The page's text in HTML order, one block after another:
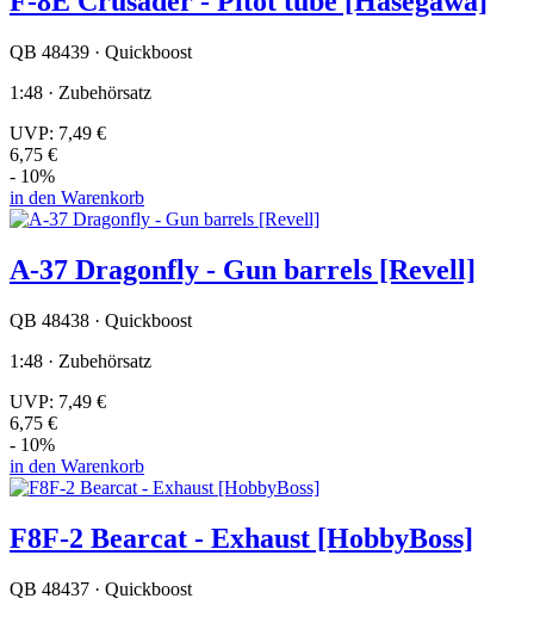
QB 48439 · Quickboost
1:48 · Zubehörsatz
UVP: 7,49 €
6,75 €
- 10%
in den Warenkorb
A-37 Dragonfly - Gun barrels [Revell]
QB 48438 · Quickboost
1:48 · Zubehörsatz
UVP: 7,49 €
6,75 €
- 10%
in den Warenkorb
F8F-2 Bearcat - Exhaust [HobbyBoss]
QB 48437 · Quickboost